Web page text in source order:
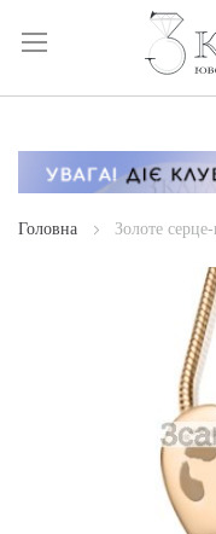
Skip
Content
Головна Золоте